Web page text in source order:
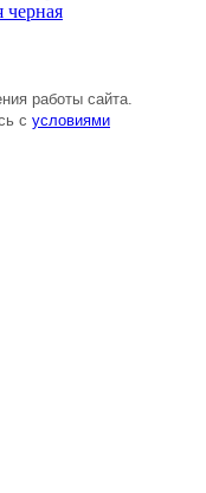
черная
работы сайта.
с условиями